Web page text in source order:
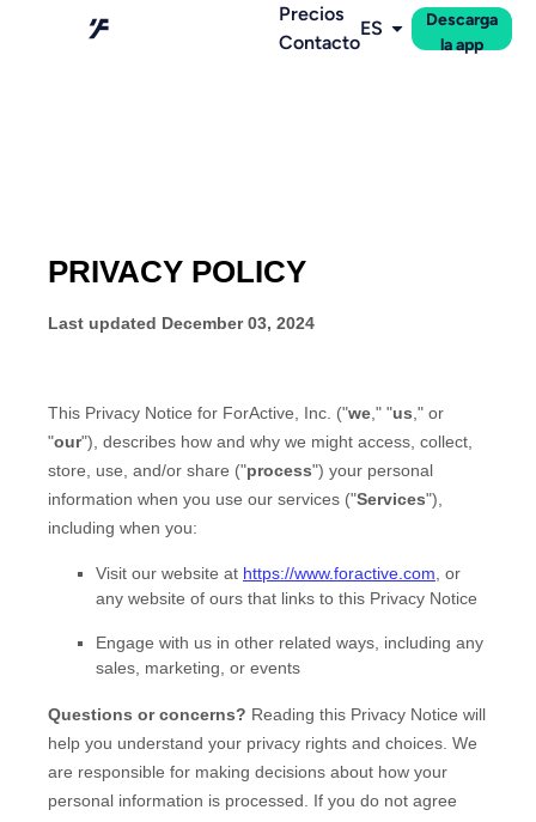
Precios
Contacto
ES
Descarga
la app